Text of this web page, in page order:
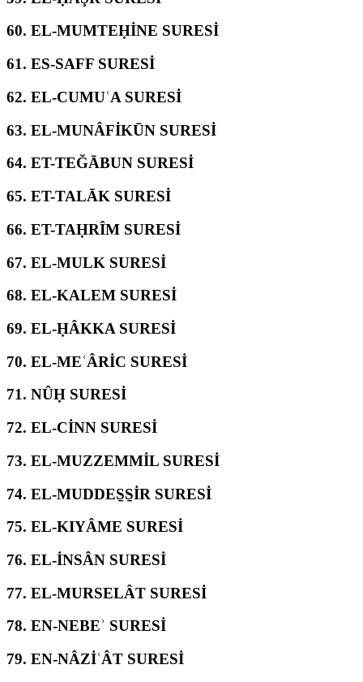
60. EL-MUMTEḤİNE SURESİ
61. ES-SAFF SURESİ
62. EL-CUMUʿA SURESİ
63. EL-MUNÂFİKŪN SURESİ
64. ET-TEĞĀBUN SURESİ
65. ET-TALĀK SURESİ
66. ET-TAḤRÎM SURESİ
67. EL-MULK SURESİ
68. EL-KALEM SURESİ
69. EL-ḤÂKKA SURESİ
70. EL-MEʿÂRİC SURESİ
71. NÛḤ SURESİ
72. EL-CİNN SURESİ
73. EL-MUZZEMMİL SURESİ
74. EL-MUDDES̱S̱İR SURESİ
75. EL-KIYÂME SURESİ
76. EL-İNSÂN SURESİ
77. EL-MURSELÂT SURESİ
78. EN-NEBEʾ SURESİ
79. EN-NÂZİʿÂT SURESİ